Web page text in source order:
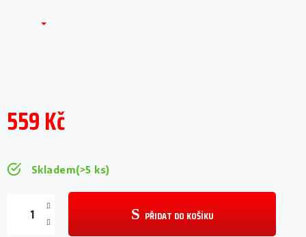
559 Kč
Skladem(>5 ks)
PŘIDAT DO KOŠÍKU